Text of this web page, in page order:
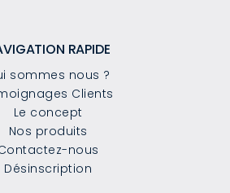
RAPIDE
sommes nous ?
Clients
Le concept
Nos produits
nous
Désinscription